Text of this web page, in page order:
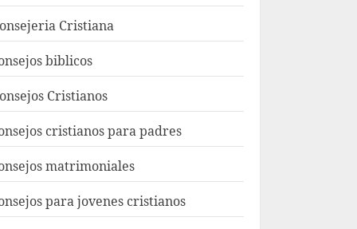
Cristiana
biblicos
Cristianos
cristianos para padres
matrimoniales
para jovenes cristianos